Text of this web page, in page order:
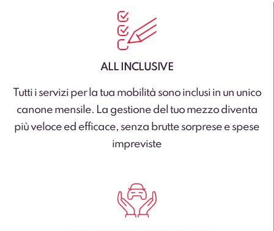
ALL INCLUSIVE
Tutti i servizi per la tua mobilità sono inclusi in un unico
canone mensile. La gestione del tuo mezzo diventa
più veloce ed efficace, senza brutte sorprese e spese
impreviste